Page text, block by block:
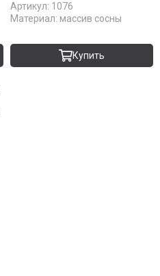
Артикул: 1076
Материал: массив сосны
Купить